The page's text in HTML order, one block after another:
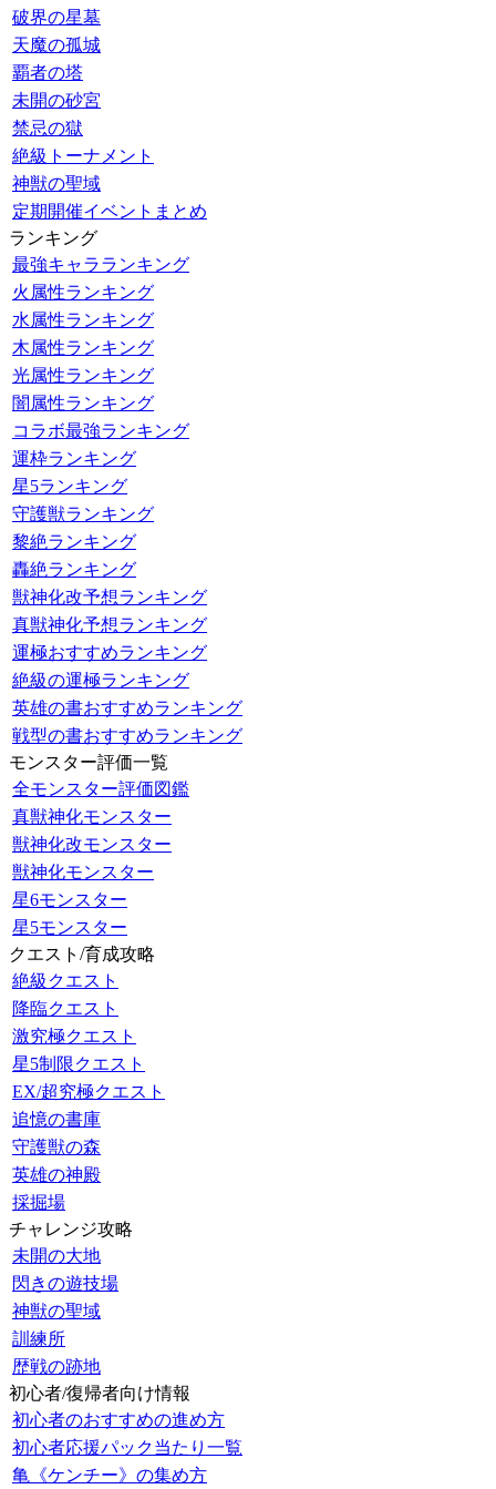
破界の星墓
天魔の孤城
覇者の塔
未開の砂宮
禁忌の獄
絶級トーナメント
神獣の聖域
定期開催イベントまとめ
ランキング
最強キャラランキング
火属性ランキング
水属性ランキング
木属性ランキング
光属性ランキング
闇属性ランキング
コラボ最強ランキング
運枠ランキング
星5ランキング
守護獣ランキング
黎絶ランキング
轟絶ランキング
獣神化改予想ランキング
真獣神化予想ランキング
運極おすすめランキング
絶級の運極ランキング
英雄の書おすすめランキング
戦型の書おすすめランキング
モンスター評価一覧
全モンスター評価図鑑
真獣神化モンスター
獣神化改モンスター
獣神化モンスター
星6モンスター
星5モンスター
クエスト/育成攻略
絶級クエスト
降臨クエスト
激究極クエスト
星5制限クエスト
EX/超究極クエスト
追憶の書庫
守護獣の森
英雄の神殿
採掘場
チャレンジ攻略
未開の大地
閃きの遊技場
神獣の聖域
訓練所
歴戦の跡地
初心者/復帰者向け情報
初心者のおすすめの進め方
初心者応援パック当たり一覧
亀《ケンチー》の集め方